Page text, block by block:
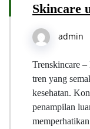
Skincare
admin
Trenskincare
tren yang
kesehatan.
penampilan